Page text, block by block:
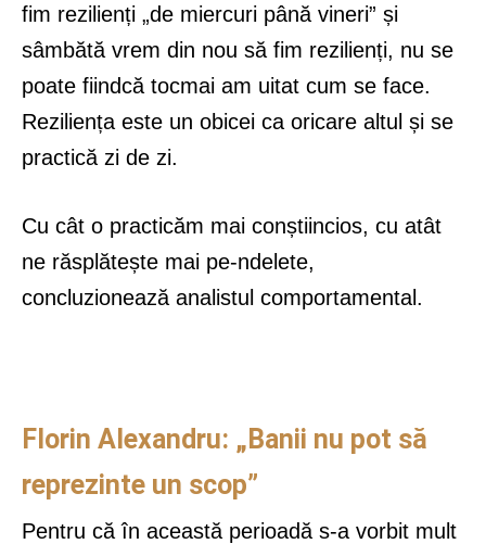
fim rezilienți „de miercuri până vineri” și
sâmbătă vrem din nou să fim rezilienți, nu se
poate fiindcă tocmai am uitat cum se face.
Reziliența este un obicei ca oricare altul și se
practică zi de zi.
Cu cât o practicăm mai conștiincios, cu atât
ne răsplătește mai pe-ndelete,
concluzionează analistul comportamental.
Florin Alexandru: „Banii nu pot să
reprezinte un scop”
Pentru că în această perioadă s-a vorbit mult